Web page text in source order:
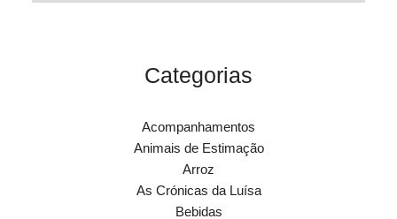
Categorias
Acompanhamentos
Animais de Estimação
Arroz
As Crónicas da Luísa
Bebidas